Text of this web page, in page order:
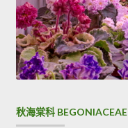
秋海棠科 BEGONIACEAE